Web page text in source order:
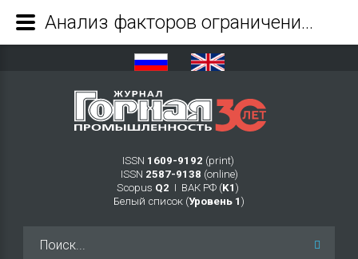
ISSN 1609-9192 (print)
ISSN 2587-9138 (online)
Scopus Q2 Ι ВАК РФ (K1 )
Белый список (Уровень 1 )
Анализ факторов ограничения функции защиты человека от электропоражения в электрической сети участка шахты - Журнал Горная промышленность